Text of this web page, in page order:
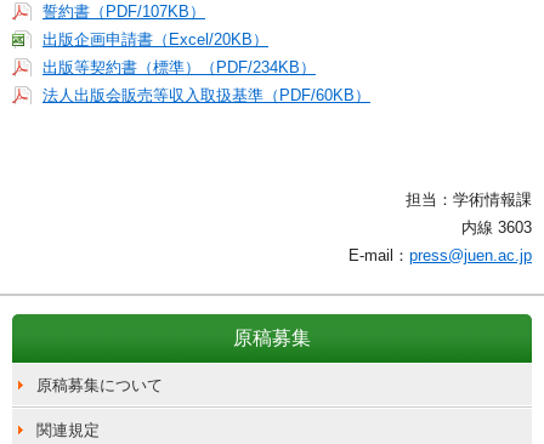
誓約書（PDF/107KB）
出版企画申請書（Excel/20KB）
出版等契約書（標準）（PDF/234KB）
法人出版会販売等収入取扱基準（PDF/60KB）
担当：学術情報課
内線 3603
E-mail： press@juen.ac.jp
原稿募集
原稿募集について
関連規定